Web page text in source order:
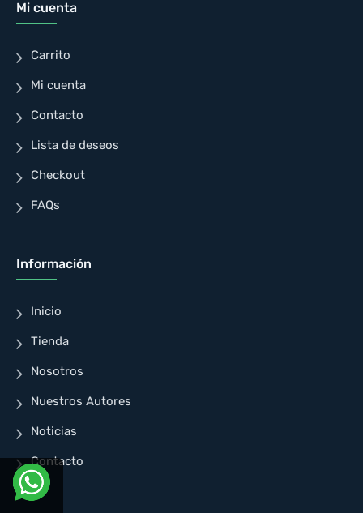
Mi cuenta
Carrito
Mi cuenta
Contacto
Lista de deseos
Checkout
FAQs
Información
Inicio
Tienda
Nosotros
Nuestros Autores
Noticias
Contacto